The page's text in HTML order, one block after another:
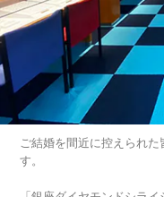
ご結婚を間近に控えられ
す。